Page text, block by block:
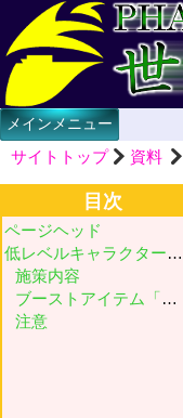
メインメニュー
サイトトップ 資料
目次
ページヘッド
低レベルキャラクターのチーム支援について
施策内容
ブーストアイテム「獲得経験値＋５０％」、もしくは「獲得経験値＋７５％」専用フォトンガチャン設置者
注意